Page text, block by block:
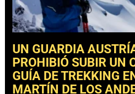
UN GUARDIA
PROHIBIÓ SUBIR UN
GUÍA DE TREKKING
MARTÍN DE LOS